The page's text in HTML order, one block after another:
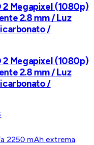
2 Megapixel (1080p)
2.8 mm / Luz
/
2 Megapixel (1080p)
2.8 mm / Luz
/